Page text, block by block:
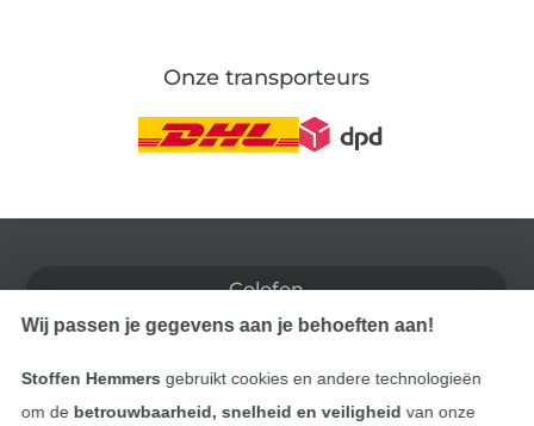
Onze transporteurs
Colofon
Privacy
Wij passen je gegevens aan je behoeften aan!
Stoffen Hemmers gebruikt cookies en andere technologieën
om de betrouwbaarheid, snelheid en veiligheid van onze